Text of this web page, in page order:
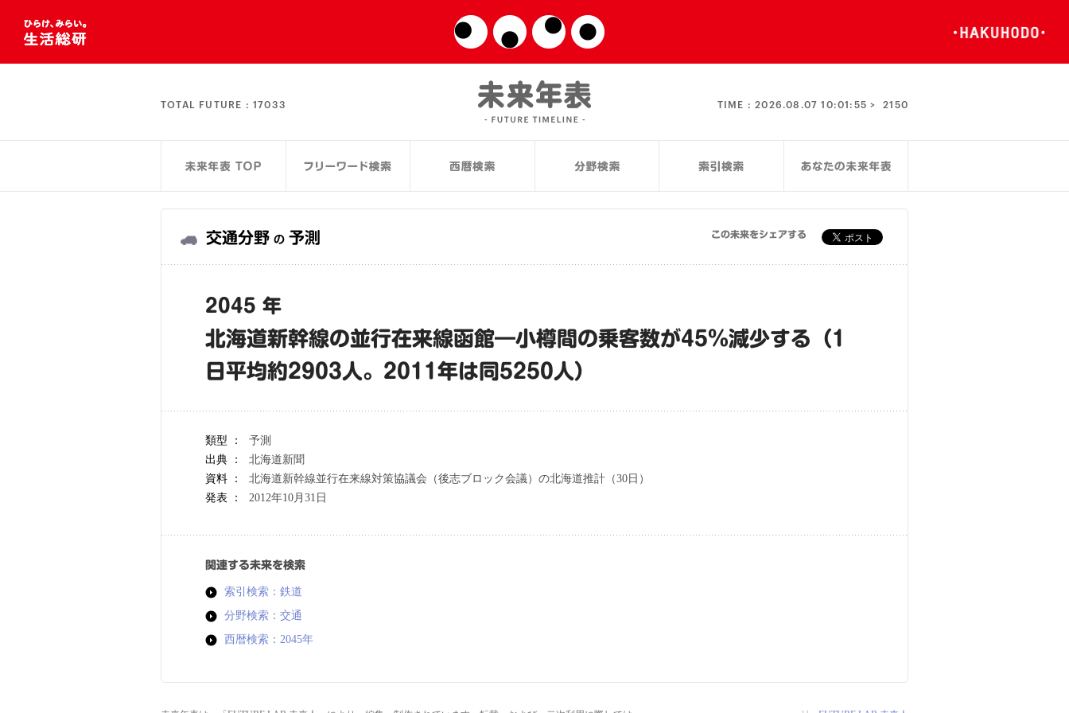
TOTAL FUTURE : 17033 TIME :2026.08.07 10:01:55 > 2150
交通分野 の 予測 この未来をシェアする
2045 年
北海道新幹線の並行在来線函館―小樽間の乗客数が45％減少する（1
日平均約2903人。2011年は同5250人）
類型 ：
予測
出典 ：
北海道新聞
資料 ：
北海道新幹線並行在来線対策協議会（後志ブロック会議）の北海道推計（30日）
発表 ：
2012年10月31日
関連する未来を検索
索引検索：鉄道
分野検索：交通
西暦検索：2045年